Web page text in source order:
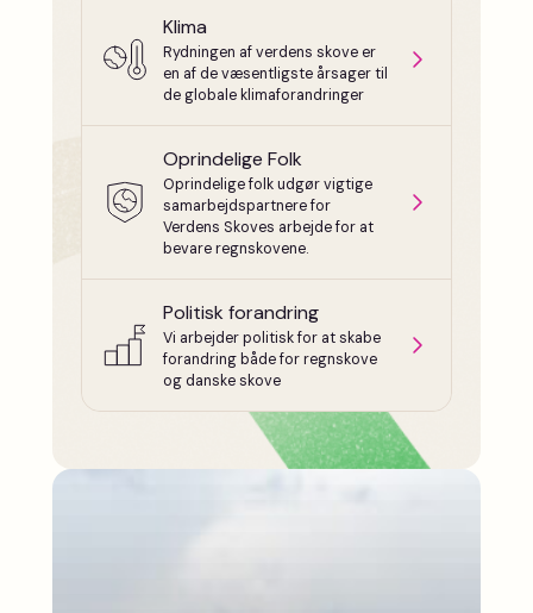
Klima
Rydningen af verdens skove er
en af de væsentligste årsager til
de globale klimaforandringer
Oprindelige Folk
Oprindelige folk udgør vigtige
samarbejdspartnere for
Verdens Skoves arbejde for at
bevare regnskovene.
Politisk forandring
Vi arbejder politisk for at skabe
forandring både for regnskove
og danske skove